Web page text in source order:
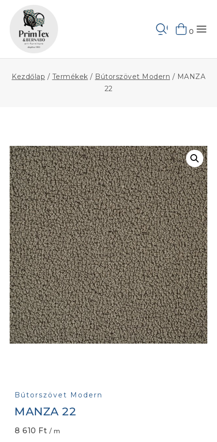
content
0
Kezdőlap / Termékek / Bútorszövet Modern / MANZA
22
Bútorszövet Modern
MANZA 22
8 610 Ft / m